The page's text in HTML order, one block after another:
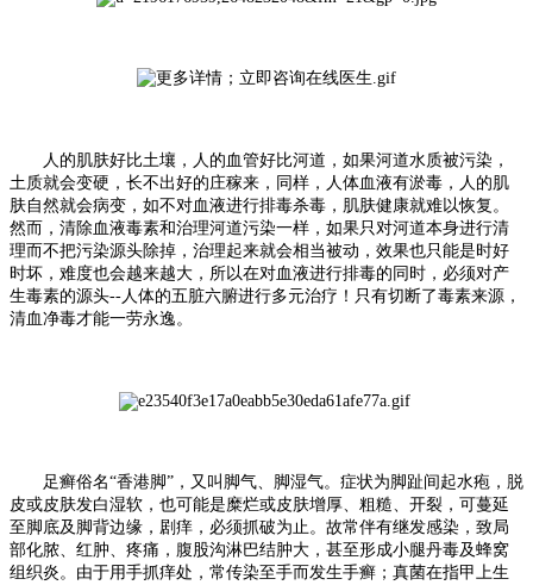
人的肌肤好比土壤，人的血管好比河道，如果河道水质被污染，
土质就会变硬，长不出好的庄稼来，同样，人体血液有淤毒，人的肌
肤自然就会病变，如不对血液进行排毒杀毒，肌肤健康就难以恢复。
然而，清除血液毒素和治理河道污染一样，如果只对河道本身进行清
理而不把污染源头除掉，治理起来就会相当被动，效果也只能是时好
时坏，难度也会越来越大，所以在对血液进行排毒的同时，必须对产
生毒素的源头--人体的五脏六腑进行多元治疗！只有切断了毒素来源，
清血净毒才能一劳永逸。
足癣俗名“香港脚”，又叫脚气、脚湿气。症状为脚趾间起水疱，脱
皮或皮肤发白湿软，也可能是糜烂或皮肤增厚、粗糙、开裂，可蔓延
至脚底及脚背边缘，剧痒，必须抓破为止。故常伴有继发感染，致局
部化脓、红肿、疼痛，腹股沟淋巴结肿大，甚至形成小腿丹毒及蜂窝
组织炎。由于用手抓痒处，常传染至手而发生手癣；真菌在指甲上生